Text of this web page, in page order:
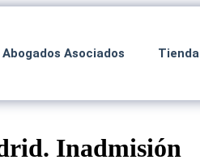
Abogados Asociados Tienda
Inadmisión